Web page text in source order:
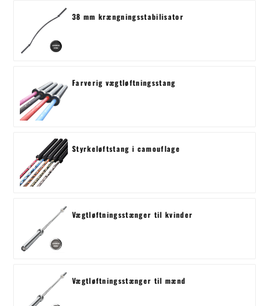
38 mm krængningsstabilisator
Farverig vægtløftningsstang
Styrkeløftstang i camouflage
Vægtløftningsstænger til kvinder
Vægtløftningsstænger til mænd